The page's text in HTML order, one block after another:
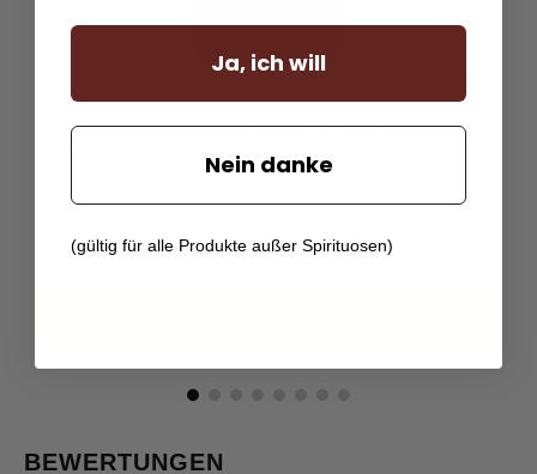
Rotwein – Piemont – Italien
24,90
BEWERTUNGEN
Ja, ich will
Nein danke
(gültig für alle Produkte außer Spirituosen)